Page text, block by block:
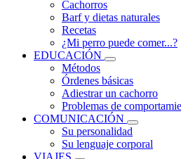
Cachorros
Barf y dietas naturales
Recetas
¿Mi perro puede comer...?
EDUCACIÓN
Métodos
Órdenes básicas
Adiestrar un cachorro
Problemas de
COMUNICACIÓN
Su personalidad
Su lenguaje corporal
VIAJES